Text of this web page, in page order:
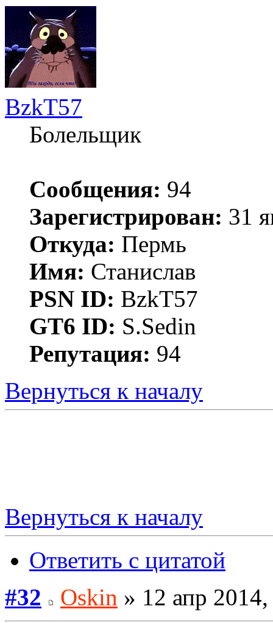
BzkT57
Болельщик
Сообщения: 94
Зарегистрирован: 31
Откуда: Пермь
Имя: Станислав
PSN ID: BzkT57
GT6 ID: S.Sedin
Репутация: 94
Вернуться к началу
Вернуться к началу
Ответить с цитатой
#32
Oskin » 12 апр